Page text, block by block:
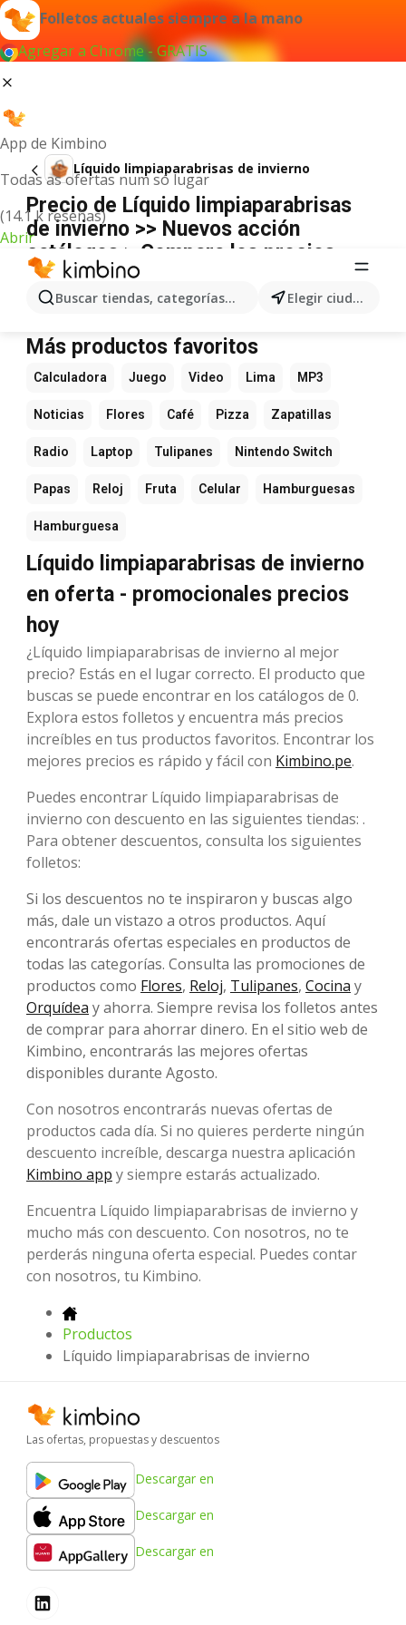
Folletos actuales siempre a la mano
Agregar a Chrome - GRATIS
App de Kimbino
Todas as ofertas num só lugar
(14.1 k reseñas)
Abrir
Buscar tiendas, categorías, productos... Elegir ciudad
Líquido limpiaparabrisas de invierno
Precio de Líquido limpiaparabrisas
de invierno >> Nuevos acción
catálogos > Compara los precios
online ☄️
No hemos encontrado resultados para este
Más productos favoritos
Calculadora Juego Video Lima MP3
Noticias Flores Café Pizza Zapatillas
Radio Laptop Tulipanes Nintendo Switch
Papas Reloj Fruta Celular Hamburguesas
Hamburguesa
Líquido limpiaparabrisas de invierno
en oferta - promocionales precios
hoy
¿Líquido limpiaparabrisas de invierno al mejor
precio? Estás en el lugar correcto. El producto que
buscas se puede encontrar en los catálogos de 0.
Explora estos folletos y encuentra más precios
increíbles en tus productos favoritos. Encontrar los
mejores precios es rápido y fácil con Kimbino.pe.
Puedes encontrar Líquido limpiaparabrisas de
invierno con descuento en las siguientes tiendas: .
Para obtener descuentos, consulta los siguientes
folletos:
Si los descuentos no te inspiraron y buscas algo
más, dale un vistazo a otros productos. Aquí
encontrarás ofertas especiales en productos de
todas las categorías. Consulta las promociones de
productos como Flores, Reloj, Tulipanes, Cocina y
Orquídea y ahorra. Siempre revisa los folletos antes
de comprar para ahorrar dinero. En el sitio web de
Kimbino, encontrarás las mejores ofertas
disponibles durante Agosto.
Con nosotros encontrarás nuevas ofertas de
productos cada día. Si no quieres perderte ningún
descuento increíble, descarga nuestra aplicación
Kimbino app y siempre estarás actualizado.
Encuentra Líquido limpiaparabrisas de invierno y
mucho más con descuento. Con nosotros, no te
perderás ninguna oferta especial. Puedes contar
con nosotros, tu Kimbino.
Productos
Líquido limpiaparabrisas de invierno
Las ofertas, propuestas y descuentos
Descargar en
Descargar en
Descargar en